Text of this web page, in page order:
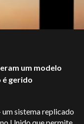
um modelo
gerido
sistema replicado